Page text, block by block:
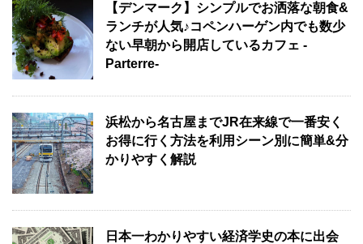
【デンマーク】シンプルでお洒落な朝食&
ランチが人気♪コペンハーゲン内でも数少
ない早朝から開店しているカフェ -
Parterre-
浜松から名古屋までJR在来線で一番安く
お得に行く方法を利用シーン別に簡単&分
かりやすく解説
日本一わかりやすい経済学史の本に出会